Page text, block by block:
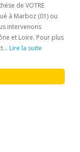
de VOTRE
à Marboz (01) ou
intervenons
et Loire. Pour plus
Lire la suite